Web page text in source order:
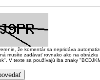
že komentár sa nepridáva
musíte zadávať rovnako ako na
V texte sa používajú iba znaky